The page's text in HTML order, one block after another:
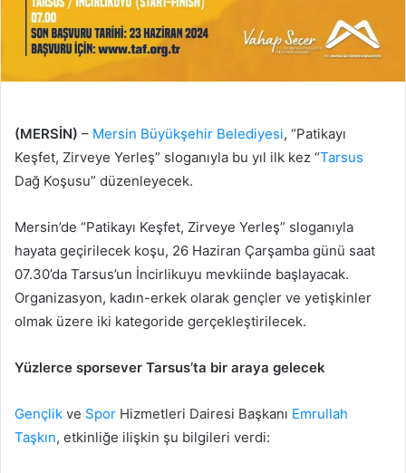
(MERSİN) – Mersin Büyükşehir Belediyesi, “Patikayı
Keşfet, Zirveye Yerleş” sloganıyla bu yıl ilk kez “Tarsus
Dağ Koşusu” düzenleyecek.
Mersin’de “Patikayı Keşfet, Zirveye Yerleş” sloganıyla
hayata geçirilecek koşu, 26 Haziran Çarşamba günü saat
07.30’da Tarsus’un İncirlikuyu mevkiinde başlayacak.
Organizasyon, kadın-erkek olarak gençler ve yetişkinler
olmak üzere iki kategoride gerçekleştirilecek.
Yüzlerce sporsever Tarsus’ta bir araya gelecek
Gençlik ve Spor Hizmetleri Dairesi Başkanı Emrullah
Taşkın, etkinliğe ilişkin şu bilgileri verdi: